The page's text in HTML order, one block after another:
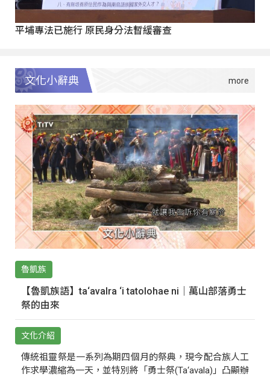
平埔專法已施行 原民身分法暫緩審查
文化小辭典
魯凱族
【魯凱族語】ta‘avalra ‘i tatolohae ni｜萬山部落勇士
祭的由來
文化介紹
傳統祖靈祭是一系列為期四個月的祭典，現今配合族人工
作求學濃縮為一天，並特別將「勇士祭(Ta‘avala)」凸顯辦